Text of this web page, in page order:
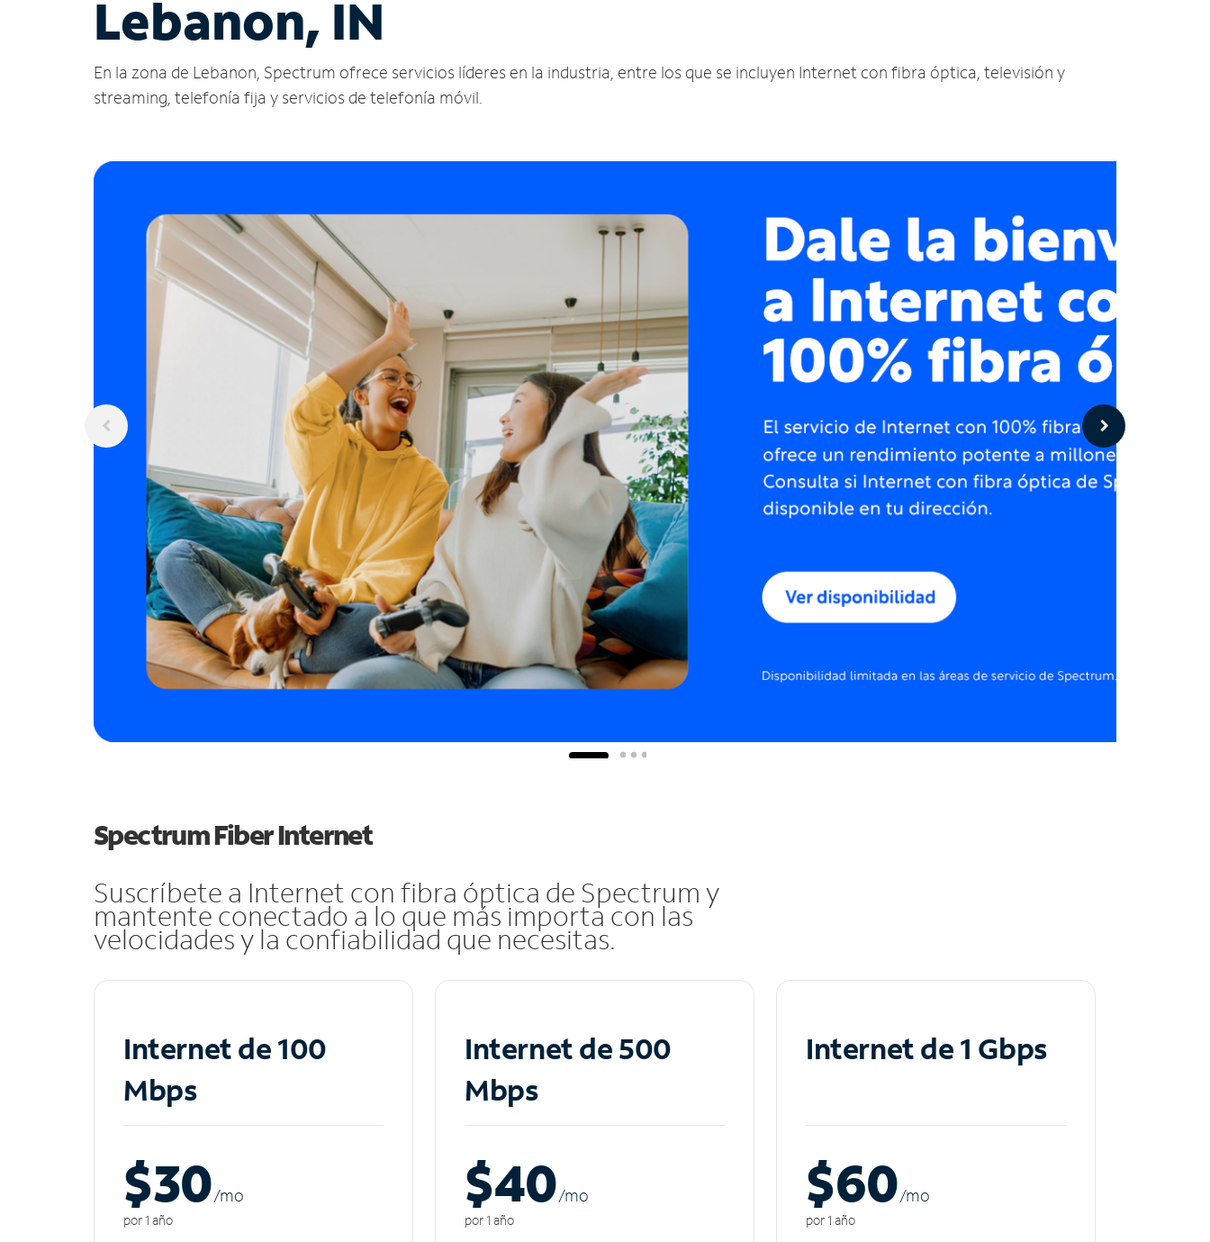
Lebanon, IN
En la zona de Lebanon, Spectrum ofrece servicios líderes en la industria, entre los que se incluyen Internet con fibra óptica, televisión y
streaming, telefonía fija y servicios de telefonía móvil.
Spectrum Fiber Internet
Suscríbete a Internet con fibra óptica de Spectrum y
mantente conectado a lo que más importa con las
velocidades y la confiabilidad que necesitas.
Internet de 100
Mbps
$30/mo
por 1 año
Internet de 500
Mbps
$40/mo
por 1 año
Internet de 1 Gbps
$60/mo
por 1 año